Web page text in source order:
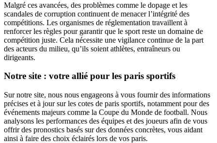
Malgré ces avancées, des problèmes comme le dopage et les
scandales de corruption continuent de menacer l’intégrité des
compétitions. Les organismes de réglementation travaillent à
renforcer les règles pour garantir que le sport reste un domaine de
compétition juste. Cela nécessite une vigilance continue de la part
des acteurs du milieu, qu’ils soient athlètes, entraîneurs ou
dirigeants.
Notre site : votre allié pour les paris sportifs
Sur notre site, nous nous engageons à vous fournir des informations
précises et à jour sur les cotes de paris sportifs, notamment pour des
événements majeurs comme la Coupe du Monde de football. Nous
analysons les performances des équipes et des joueurs afin de vous
offrir des pronostics basés sur des données concrètes, vous aidant
ainsi à faire des choix éclairés lors de vos paris.